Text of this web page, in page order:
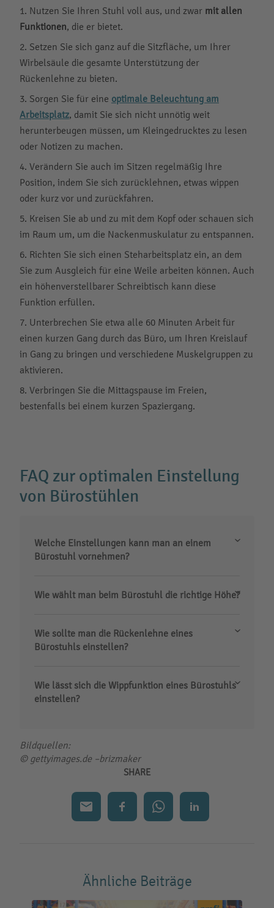
Nutzen Sie Ihren Stuhl voll aus, und zwar mit allen
Funktionen, die er bietet.
Setzen Sie sich ganz auf die Sitzfläche, um Ihrer
Wirbelsäule die gesamte Unterstützung der
Rückenlehne zu bieten.
Sorgen Sie für eine optimale Beleuchtung am
Arbeitsplatz, damit Sie sich nicht unnötig weit
herunterbeugen müssen, um Kleingedrucktes zu lesen
oder Notizen zu machen.
Verändern Sie auch im Sitzen regelmäßig Ihre
Position, indem Sie sich zurücklehnen, etwas wippen
oder kurz vor und zurückfahren.
Kreisen Sie ab und zu mit dem Kopf oder schauen sich
im Raum um, um die Nackenmuskulatur zu entspannen.
Richten Sie sich einen Steharbeitsplatz ein, an dem
Sie zum Ausgleich für eine Weile arbeiten können. Auch
ein höhenverstellbarer Schreibtisch kann diese
Funktion erfüllen.
Unterbrechen Sie etwa alle 60 Minuten Arbeit für
einen kurzen Gang durch das Büro, um Ihren Kreislauf
in Gang zu bringen und verschiedene Muskelgruppen zu
aktivieren.
Verbringen Sie die Mittagspause im Freien,
bestenfalls bei einem kurzen Spaziergang.
FAQ zur optimalen Einstellung
von Bürostühlen
Welche Einstellungen kann man an einem
Bürostuhl vornehmen?
Wie wählt man beim Bürostuhl die richtige Höhe?
Wie sollte man die Rückenlehne eines
Bürostuhls einstellen?
Wie lässt sich die Wippfunktion eines Bürostuhls
einstellen?
Bildquellen:
© gettyimages.de –brizmaker
SHARE
Ähnliche Beiträge